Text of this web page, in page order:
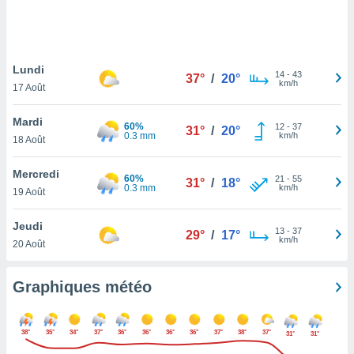
pas
de
à
cas,
que
sur le
et que
ne
Lundi
17 Août
37° / 20° 14- 43
km/h
Mardi
18 Août
60%
0.3 mm
31° / 20° 12- 37
km/h
Mercredi
19 Août
60%
0.3 mm
31° / 18° 21 - 55
km/h
Jeudi
20 Août
29° / 17° 13- 37
km/h
Graphiques météo
38° 35° 34° 37° 36° 36° 36° 36° 37° 38° 37° 31° 31°